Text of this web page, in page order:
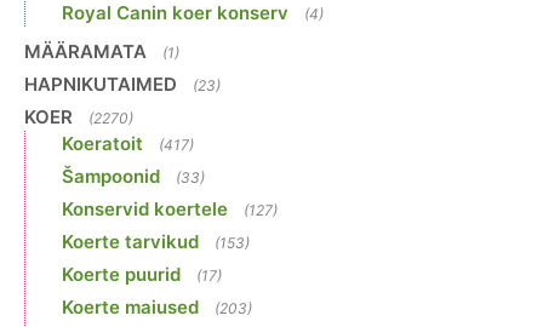
Royal Canin koer konserv (4)
MÄÄRAMATA (1)
HAPNIKUTAIMED (23)
KOER (2270)
Koeratoit (417)
Šampoonid (33)
Konservid koertele (127)
Koerte tarvikud (153)
Koerte puurid (17)
Koerte maiused (203)